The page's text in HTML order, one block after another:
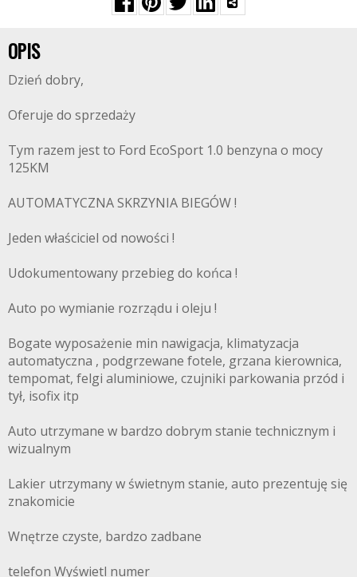
OPIS
Dzień dobry,
Oferuje do sprzedaży
Tym razem jest to Ford EcoSport 1.0 benzyna o mocy
125KM
AUTOMATYCZNA SKRZYNIA BIEGÓW !
Jeden właściciel od nowości !
Udokumentowany przebieg do końca !
Auto po wymianie rozrządu i oleju !
Bogate wyposażenie min nawigacja, klimatyzacja
automatyczna , podgrzewane fotele, grzana kierownica,
tempomat, felgi aluminiowe, czujniki parkowania przód i
tył, isofix itp
Auto utrzymane w bardzo dobrym stanie technicznym i
wizualnym
Lakier utrzymany w świetnym stanie, auto prezentuję się
znakomicie
Wnętrze czyste, bardzo zadbane
telefon Wyświetl numer